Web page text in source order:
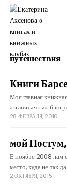
путешествия
Книги
Моя главная
англоязычных
значимая фигура
28 ФЕВРАЛЯ, 2016
мой
В ноябре 2008 нам
место, куда не так
В моем
2 ОКТЯБРЯ, 2015